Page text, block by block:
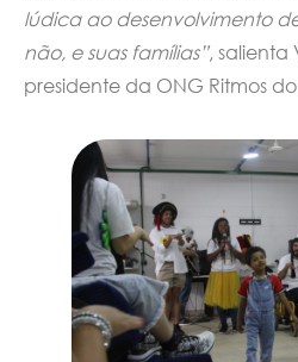
lúdica ao desenvolvimento
não, e suas famílias”, salienta
presidente da ONG Ritmos